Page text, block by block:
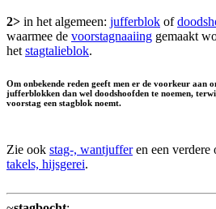
2> in het algemeen: jufferblok of
waarmee de voorstagnaaiing gemaakt
het stagtalieblok.
Om onbekende reden geeft men er de voorkeur aan
jufferblokken dan wel doodshoofden te noemen,
voorstag een stagblok noemt.
Zie ook stag-, wantjufferen een verdere
takels, hijsgerei.